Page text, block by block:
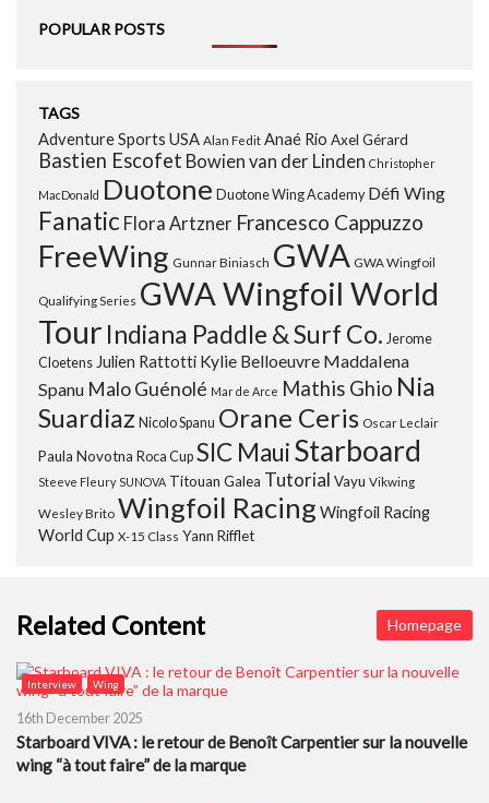
POPULAR POSTS
TAGS
Adventure Sports USA Alan Fedit Anaé Rio Axel Gérard
Bastien Escofet Bowien van der Linden Christopher
MacDonald Duotone Duotone Wing Academy Défi Wing
Fanatic Flora Artzner Francesco Cappuzzo
FreeWing Gunnar Biniasch GWA GWA Wingfoil
Qualifying Series GWA Wingfoil World
Tour Indiana Paddle & Surf Co. Jerome
Cloetens Julien Rattotti Kylie Belloeuvre Maddalena
Spanu Malo Guénolé Mar de Arce Mathis Ghio Nia
Suardiaz Nicolo Spanu Orane Ceris Oscar Leclair
Paula Novotna Roca Cup SIC MauiStarboard
Steeve Fleury SUNOVA Titouan Galea Tutorial Vayu Vikwing
Wesley Brito Wingfoil Racing Wingfoil Racing
World Cup X-15 Class Yann Rifflet
Related Content Homepage
Interview Wing
16th December 2025
Starboard VIVA : le retour de Benoît Carpentier sur la nouvelle
wing “à tout faire” de la marque